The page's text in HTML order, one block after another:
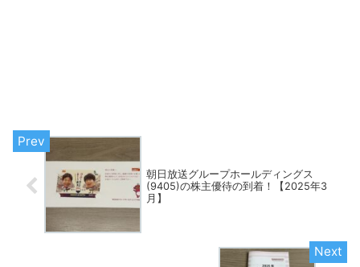
朝日放送グループホールディングス
(9405)の株主優待の到着！【2025年3
月】